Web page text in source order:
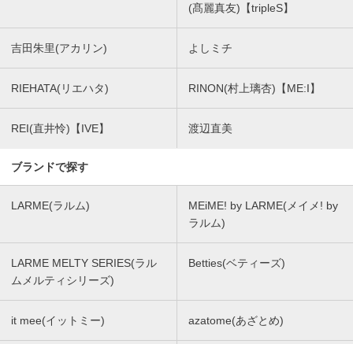
(髙麗真友)【tripleS】
吉田朱里(アカリン) よしミチ
RIEHATA(リエハタ) RINON(村上璃杏)【ME:I】
REI(直井怜)【IVE】 渡辺直美
ブランドで探す
LARME(ラルム)
MEiME! by LARME(メイメ! by
ラルム)
LARME MELTY SERIES(ラル
ムメルティシリーズ)
Betties(ベティーズ)
it mee(イットミー) azatome(あざとめ)